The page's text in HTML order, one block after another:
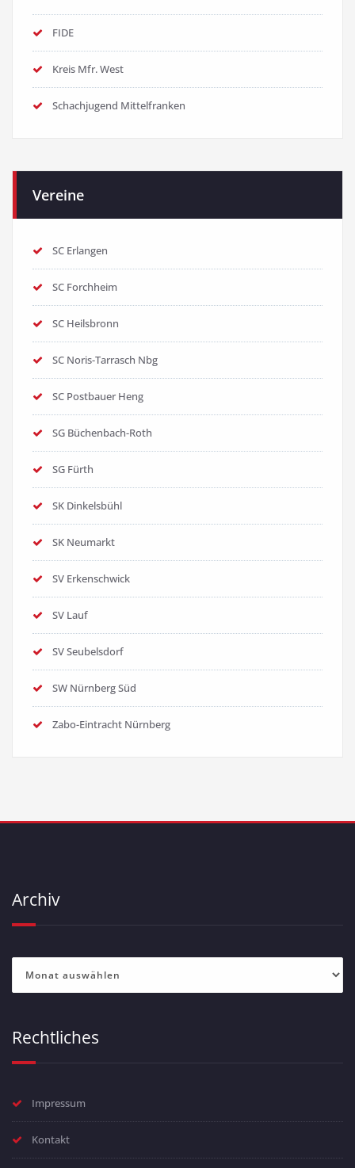
FIDE
Kreis Mfr. West
Schachjugend Mittelfranken
Vereine
SC Erlangen
SC Forchheim
SC Heilsbronn
SC Noris-Tarrasch Nbg
SC Postbauer Heng
SG Büchenbach-Roth
SG Fürth
SK Dinkelsbühl
SK Neumarkt
SV Erkenschwick
SV Lauf
SV Seubelsdorf
SW Nürnberg Süd
Zabo-Eintracht Nürnberg
Archiv
Rechtliches
Impressum
Kontakt